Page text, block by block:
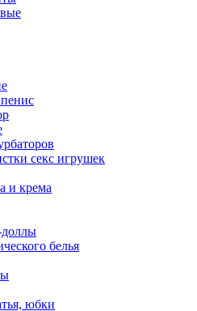
секс игрушек
и крема
белья
юбки